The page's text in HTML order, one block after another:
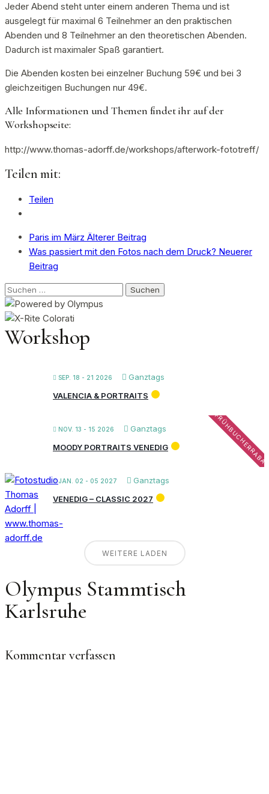
Jeder Abend steht unter einem anderen Thema und ist
ausgelegt für maximal 6 Teilnehmer an den praktischen
Abenden und 8 Teilnehmer an den theoretischen Abenden.
Dadurch ist maximaler Spaß garantiert.
Die Abenden kosten bei einzelner Buchung 59€ und bei 3
gleichzeitigen Buchungen nur 49€.
Alle Informationen und Themen findet ihr auf der
Workshopseite:
http://www.thomas-adorff.de/workshops/afterwork-fototreff/
Teilen mit:
Teilen
Paris im März Älterer Beitrag
Was passiert mit den Fotos nach dem Druck? Neuerer
Beitrag
Suchen
nach:
Workshop
SEP. 18 - 21 2026
Ganztags
VALENCIA & PORTRAITS
NOV. 13 - 15 2026 Ganztags
MOODY PORTRAITS VENEDIG
JAN. 02 - 05 2027
Ganztags
VENEDIG – CLASSIC 2027
WEITERE LADEN
Olympus Stammtisch
Karlsruhe
Kommentar verfassen